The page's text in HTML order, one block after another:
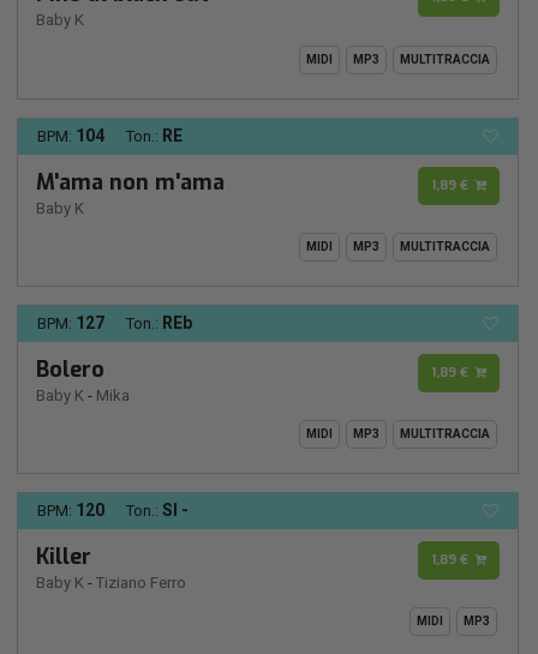
Baby K
MIDI MP3 MULTITRACCIA
BPM: 104 Ton.: RE
M'ama non m'ama
Baby K
1,89 €
MIDI MP3 MULTITRACCIA
BPM: 127 Ton.: REb
Bolero
Baby K - Mika
1,89 €
MIDI MP3 MULTITRACCIA
BPM: 120 Ton.: SI -
Killer
Baby K - Tiziano Ferro
1,89 €
MIDI MP3